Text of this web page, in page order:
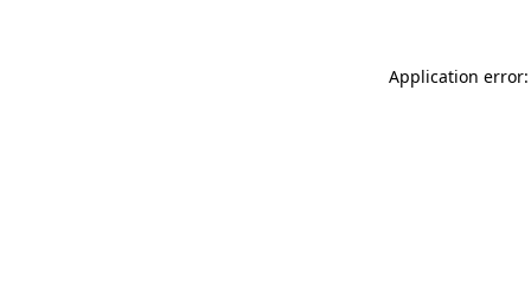
Application